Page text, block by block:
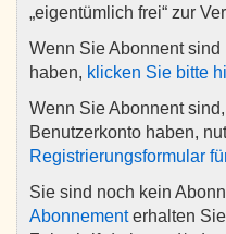
„eigentümlich frei“ zur
Wenn Sie Abonnent
haben, klicken Sie bitte
Wenn Sie Abonnent
Benutzerkonto haben,
Registrierungsformular
Sie sind noch kein
Abonnementerhalten